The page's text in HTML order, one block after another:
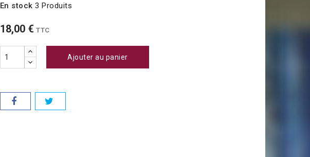
En stock 3 Produits
18,00 € TTC
Ajouter au panier